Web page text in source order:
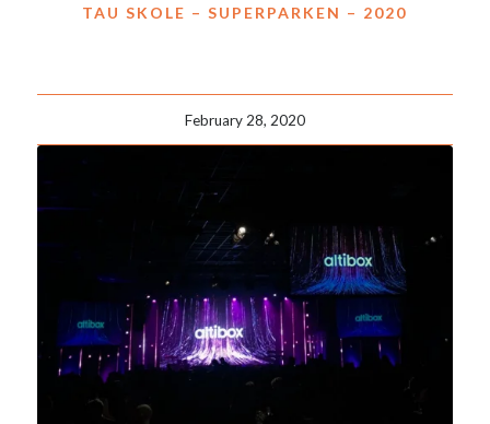
TAU SKOLE – SUPERPARKEN – 2020
February 28, 2020